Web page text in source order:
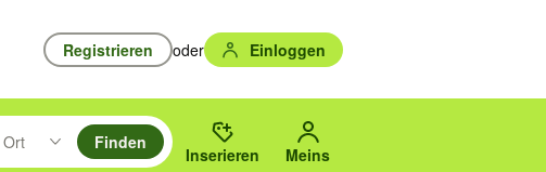
Registrieren oder Einloggen
unten durchsuchen und mit Eingabetaste auswählen.
drücken um zu suchen, oder Vorschläge mit den Pfeiltasten nach oben/
Umkreis des gewählten Orts oder PLZ.
Finden
Inserieren Meins